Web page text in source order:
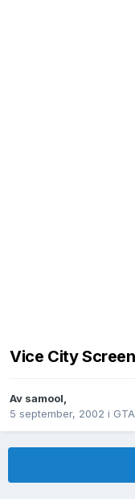
Vice City
Av samool,
5 september, 2002 i